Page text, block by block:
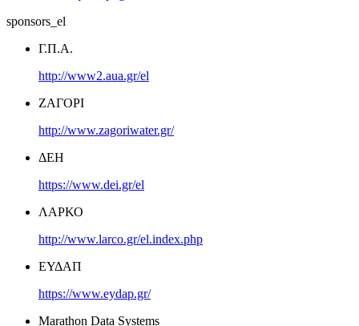
sponsors_el
Γ.Π.Α.
http://www2.aua.gr/el
ΖΑΓΟΡΙ
http://www.zagoriwater.gr/
ΔΕΗ
https://www.dei.gr/el
ΛΑΡΚΟ
http://www.larco.gr/el.index.php
ΕΥΔΑΠ
https://www.eydap.gr/
Marathon Data Systems